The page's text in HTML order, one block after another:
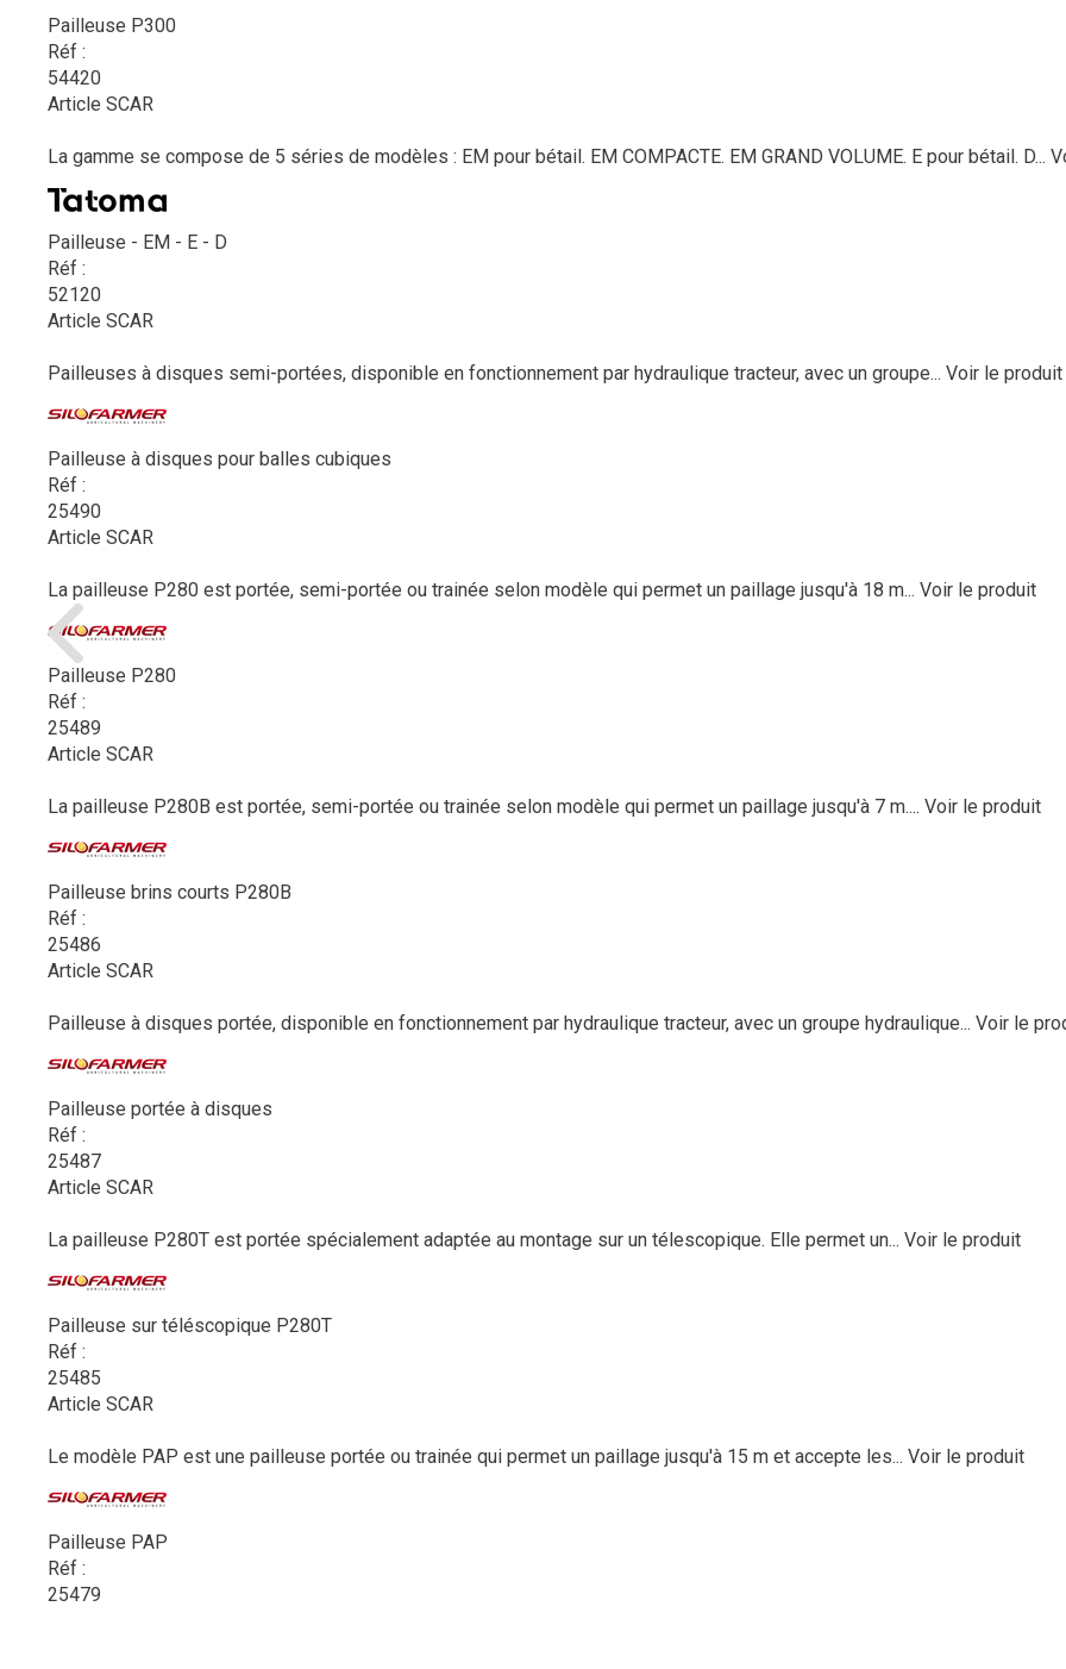
Pailleuse P300
Réf :
54420
Article SCAR
La gamme se compose de 5 séries de modèles : EM pour bétail. EM COMPACTE. EM GRAND VOLUME. E pour bétail. D...
Pailleuse - EM - E - D
Réf :
52120
Article SCAR
Pailleuses à disques semi-portées, disponible en fonctionnement par hydraulique tracteur, avec un groupe... Voir le produit
Pailleuse à disques pour balles cubiques
Réf :
25490
Article SCAR
La pailleuse P280 est portée, semi-portée ou trainée selon modèle qui permet un paillage jusqu'à 18 m... Voir le produit
Pailleuse P280
Réf :
25489
Article SCAR
La pailleuse P280B est portée, semi-portée ou trainée selon modèle qui permet un paillage jusqu'à 7 m.... Voir le produit
Pailleuse brins courts P280B
Réf :
25486
Article SCAR
Pailleuse à disques portée, disponible en fonctionnement par hydraulique tracteur, avec un groupe hydraulique... Voir le
Pailleuse portée à disques
Réf :
25487
Article SCAR
La pailleuse P280T est portée spécialement adaptée au montage sur un télescopique. Elle permet un... Voir le produit
Pailleuse sur téléscopique P280T
Réf :
25485
Article SCAR
Le modèle PAP est une pailleuse portée ou trainée qui permet un paillage jusqu'à 15 m et accepte les... Voir le produit
Pailleuse PAP
Réf :
25479